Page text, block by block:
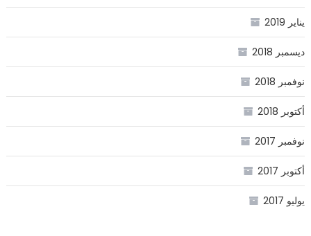
يناير 2019
ديسمبر 2018
نوفمبر 2018
أكتوبر 2018
نوفمبر 2017
أكتوبر 2017
يوليو 2017